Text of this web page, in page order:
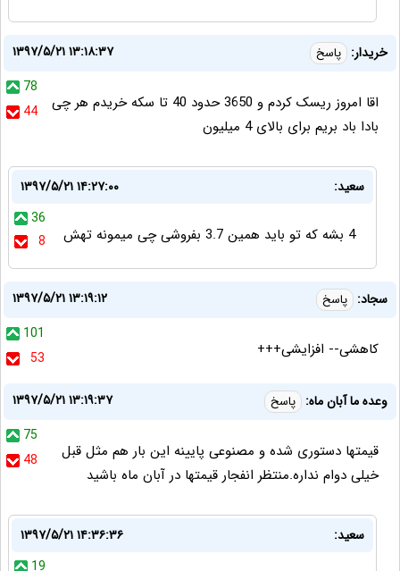
خریدار: پاسخ
۱۳۹۷/۵/۲۱ ۱۳:۱۸:۳۷
78
44
اقا امروز ریسک کردم و 3650 حدود 40 تا سکه خریدم هر چی
بادا باد بریم برای بالای 4 میلیون
سعید:
۱۳۹۷/۵/۲۱ ۱۴:۲۷:۰۰
36
8
4 بشه که تو باید همین 3.7 بفروشی چی میمونه تهش
سجاد: پاسخ
۱۳۹۷/۵/۲۱ ۱۳:۱۹:۱۲
101
53
كاهشى-- افزايشى+++
وعده ما آبان ماه: پاسخ
۱۳۹۷/۵/۲۱ ۱۳:۱۹:۳۷
75
48
قیمتها دستوری شده و مصنوعی پایینه این بار هم مثل قبل
خیلی دوام نداره.منتظر انفجار قیمتها در آبان ماه باشید
سعید:
۱۳۹۷/۵/۲۱ ۱۴:۳۶:۳۶
19